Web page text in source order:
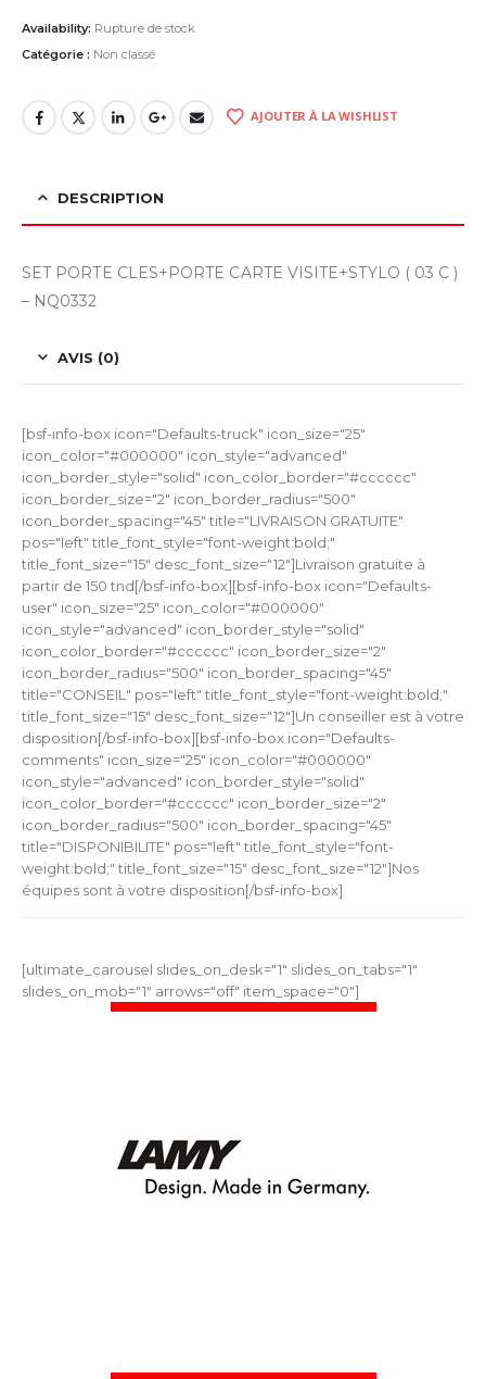
Availability: Rupture de stock
Catégorie : Non classé
AJOUTER À LA WISHLIST
DESCRIPTION
SET PORTE CLES+PORTE CARTE VISITE+STYLO ( 03 C )
– NQ0332
AVIS (0)
[bsf-info-box icon="Defaults-truck" icon_size="25"
icon_color="#000000" icon_style="advanced"
icon_border_style="solid" icon_color_border="#cccccc"
icon_border_size="2" icon_border_radius="500"
icon_border_spacing="45" title="LIVRAISON GRATUITE"
pos="left" title_font_style="font-weight:bold;"
title_font_size="15" desc_font_size="12"]Livraison gratuite à
partir de 150 tnd[/bsf-info-box][bsf-info-box icon="Defaults-
user" icon_size="25" icon_color="#000000"
icon_style="advanced" icon_border_style="solid"
icon_color_border="#cccccc" icon_border_size="2"
icon_border_radius="500" icon_border_spacing="45"
title="CONSEIL" pos="left" title_font_style="font-weight:bold;"
title_font_size="15" desc_font_size="12"]Un conseiller est à votre
disposition[/bsf-info-box][bsf-info-box icon="Defaults-
comments" icon_size="25" icon_color="#000000"
icon_style="advanced" icon_border_style="solid"
icon_color_border="#cccccc" icon_border_size="2"
icon_border_radius="500" icon_border_spacing="45"
title="DISPONIBILITE" pos="left" title_font_style="font-
weight:bold;" title_font_size="15" desc_font_size="12"]Nos
équipes sont à votre disposition[/bsf-info-box]
[ultimate_carousel slides_on_desk="1" slides_on_tabs="1"
slides_on_mob="1" arrows="off" item_space="0"]